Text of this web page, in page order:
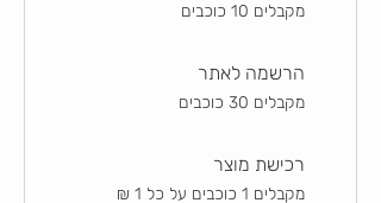
מקבלים 10 ‏כוכבים
הרשמה לאתר
מקבלים 30 ‏כוכבים
רכישת מוצר
מקבלים 1 ‏כוכבים על כל ‏1 ‏₪